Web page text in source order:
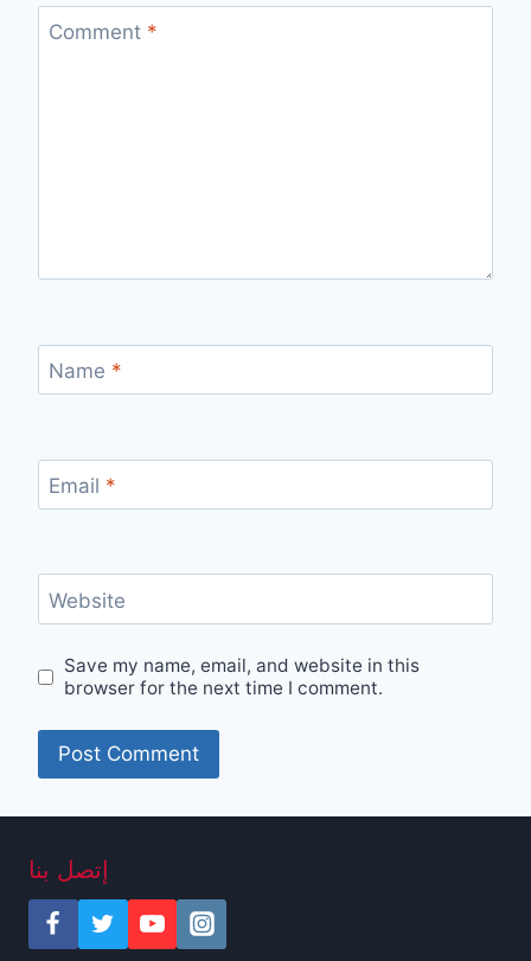
Comment *
Name *
Email *
Website
Save my name, email, and website in this
browser for the next time I comment.
إتصل بنا